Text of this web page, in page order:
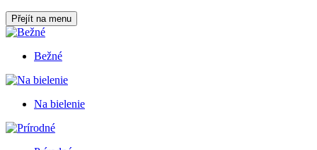
Přejít na menu
Bežné
Na bielenie